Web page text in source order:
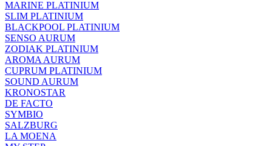
MARINE PLATINIUM
SLIM PLATINIUM
BLACKPOOL PLATINIUM
SENSO AURUM
ZODIAK PLATINIUM
AROMA AURUM
CUPRUM PLATINIUM
SOUND AURUM
KRONOSTAR
DE FACTO
SYMBIO
SALZBURG
LA MOENA